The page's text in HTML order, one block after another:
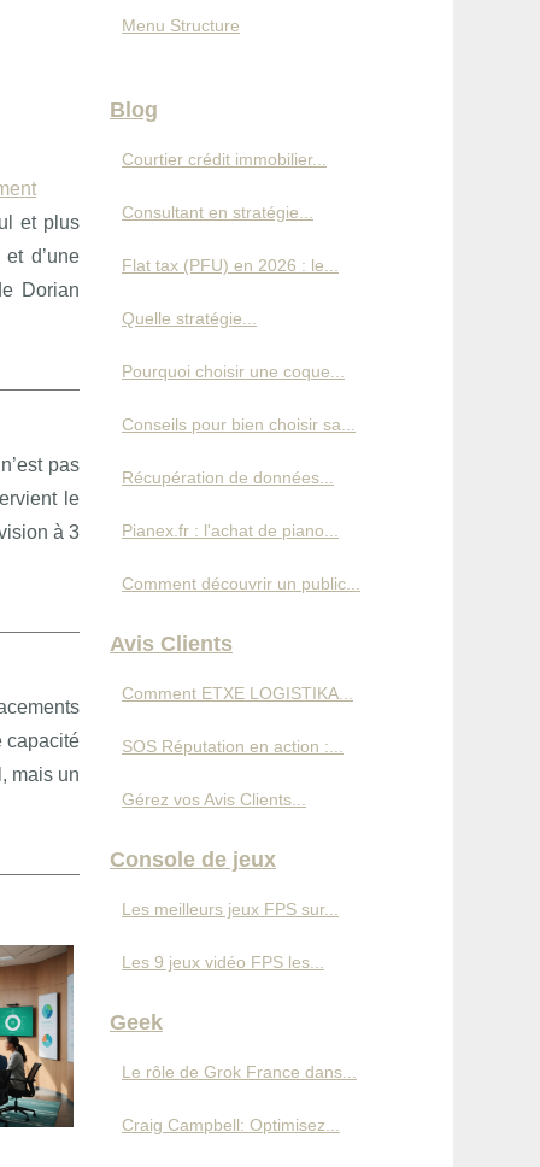
et plus
d’une
Dorian
pas
le
à 3
capacité
mais un
Menu Structure
Blog
Courtier crédit immobilier...
Consultant en stratégie...
Flat tax (PFU) en 2026 : le...
Quelle stratégie...
Pourquoi choisir une coque...
Conseils pour bien choisir sa...
Récupération de données...
Pianex.fr : l'achat de piano...
Comment découvrir un public...
Avis Clients
Comment ETXE LOGISTIKA...
SOS Réputation en action :...
Gérez vos Avis Clients...
Console de jeux
Les meilleurs jeux FPS sur...
Les 9 jeux vidéo FPS les...
Geek
Le rôle de Grok France dans...
Craig Campbell: Optimisez...